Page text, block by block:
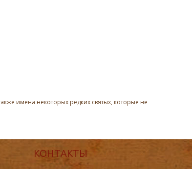
имена некоторых редких святых, которые не
КОНТАКТЫ